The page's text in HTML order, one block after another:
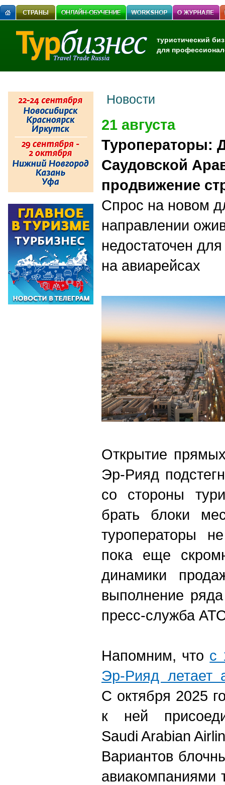
туристический
для
Новости
21 августа
Туроператоры:
Саудовской
продвижение
Спрос на новом
направлении
недостаточен
на авиарейсах
Открытие
Эр-Рияд
со стороны
брать блоки
туроператоры
пока еще
динамики
выполнение
пресс-служба
Напомним, что с
Эр-Рияд летает
С октября 2025
к ней
Saudi Arabian
Вариантов
авиакомпаниями